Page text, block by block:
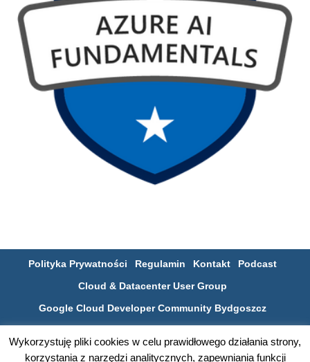
Polityka Prywatności Regulamin Kontakt
Podcast
Cloud & Datacenter User Group
Google Cloud Developer Community Bydgoszcz
Wykorzystuję pliki cookies w celu prawidłowego działania strony,
korzystania z narzędzi analitycznych, zapewniania funkcji